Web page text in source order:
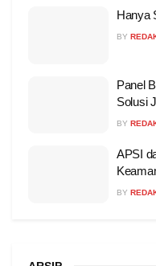
Hanya
BY
Panel
Solusi
BY
APSI
BY